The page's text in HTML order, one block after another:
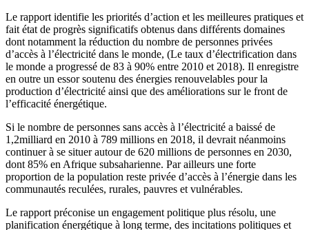
Le rapport identifie les priorités d’action et les meilleures pratiques et
fait état de progrès significatifs obtenus dans différents domaines
dont notamment la réduction du nombre de personnes privées
d’accès à l’électricité dans le monde, (Le taux d’électrification dans
le monde a progressé de 83 à 90% entre 2010 et 2018). Il enregistre
en outre un essor soutenu des énergies renouvelables pour la
production d’électricité ainsi que des améliorations sur le front de
l’efficacité énergétique.
Si le nombre de personnes sans accès à l’électricité a baissé de
1,2milliard en 2010 à 789 millions en 2018, il devrait néanmoins
continuer à se situer autour de 620 millions de personnes en 2030,
dont 85% en Afrique subsaharienne. Par ailleurs une forte
proportion de la population reste privée d’accès à l’énergie dans les
communautés reculées, rurales, pauvres et vulnérables.
Le rapport préconise un engagement politique plus résolu, une
planification énergétique à long terme, des incitations politiques et